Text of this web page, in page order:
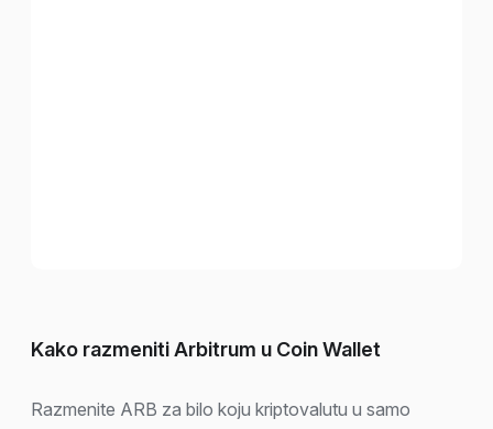
Kako razmeniti Arbitrum u Coin Wallet
Razmenite ARB za bilo koju kriptovalutu u samo